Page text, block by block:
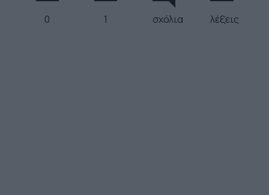
0 1 σχόλια λέξεις